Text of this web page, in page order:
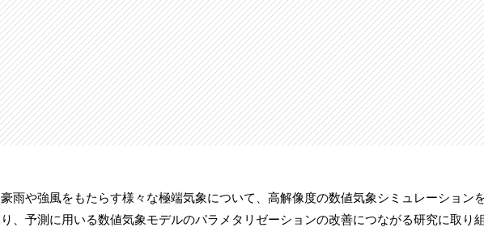
豪雨や強風をもたらす様々な極端気象について、高解像度の数値気象シミュレーション
り、予測に用いる数値気象モデルのパラメタリゼーションの改善につながる研究に取り